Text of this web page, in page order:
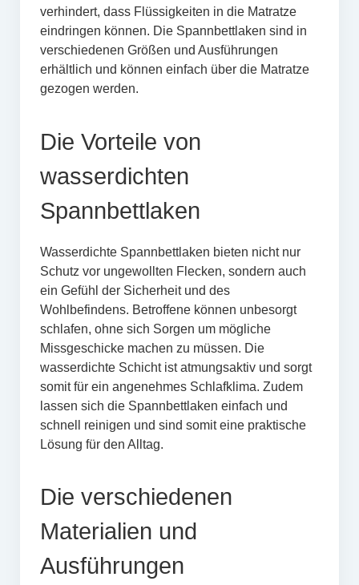
verhindert, dass Flüssigkeiten in die Matratze
eindringen können. Die Spannbettlaken sind in
verschiedenen Größen und Ausführungen
erhältlich und können einfach über die Matratze
gezogen werden.
Die Vorteile von
wasserdichten
Spannbettlaken
Wasserdichte Spannbettlaken bieten nicht nur
Schutz vor ungewollten Flecken, sondern auch
ein Gefühl der Sicherheit und des
Wohlbefindens. Betroffene können unbesorgt
schlafen, ohne sich Sorgen um mögliche
Missgeschicke machen zu müssen. Die
wasserdichte Schicht ist atmungsaktiv und sorgt
somit für ein angenehmes Schlafklima. Zudem
lassen sich die Spannbettlaken einfach und
schnell reinigen und sind somit eine praktische
Lösung für den Alltag.
Die verschiedenen
Materialien und
Ausführungen